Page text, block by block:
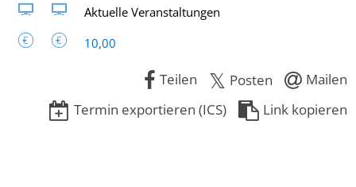
Aktuelle Veranstaltungen
10,00
Teilen Posten
Mailen
Termin exportieren (ICS)
Link kopieren